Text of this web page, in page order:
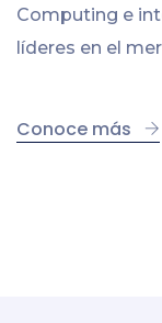
Computing e
líderes en el
Conoce más